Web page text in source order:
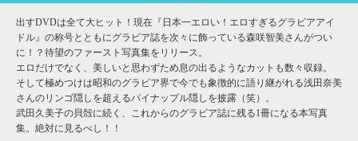
出すDVDは全て大ヒット！現在『日本一エロい！エロすぎるグラビアアイ
ドル』の称号とともにグラビア誌を次々に飾っている森咲智美さんがつい
に！？待望のファースト写真集をリリース。
エロだけでなく、美しいと思わずため息の出るようなカットも数々収録。
そして極めつけは昭和のグラビア界で今でも象徴的に語り継がれる浅田奈美
さんのリンゴ隠しを超えるパイナップル隠しを披露（笑）。
武田久美子の貝殻に続く、これからのグラビア誌に残る1冊になる本写真
集。絶対に見るべし！！